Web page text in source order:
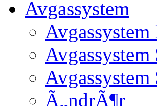
Avgassystem
Avgassystem
Avgassystem
Ã„ndrÃ¶r